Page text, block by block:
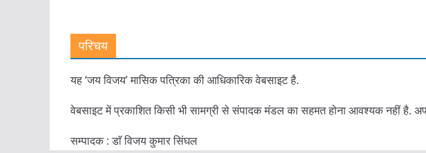
परिचय
यह ‘जय विजय’ मासिक पत्रिका की आधिकारिक वेबसाइट है.
वेबसाइट में प्रकाशित किसी भी सामग्री से संपादक मंडल का सहमत होना आवश्यक नहीं है.
सम्पादक : डाॅ विजय कुमार सिंघल